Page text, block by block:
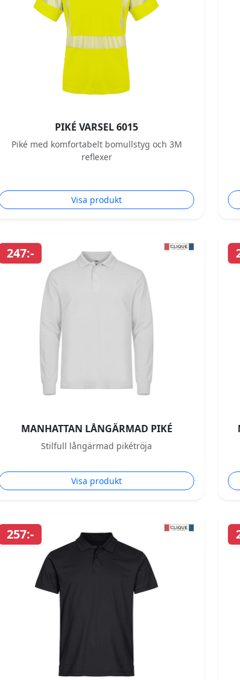
PIKÉ VARSEL 6015
Piké med komfortabelt bomullstyg och 3M
reflexer
Visa produkt
247:-
MANHATTAN LÅNGÄRMAD PIKÉ
Stilfull långärmad pikétröja
Visa produkt
257:-